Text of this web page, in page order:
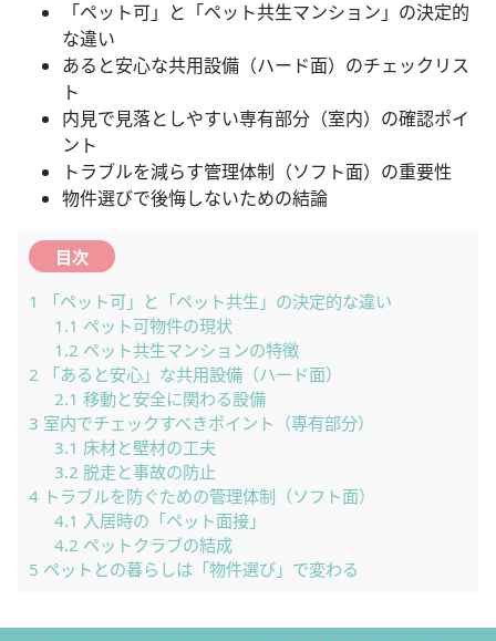
「ペット可」と「ペット共生マンション」の決定的
な違い
あると安心な共用設備（ハード面）のチェックリス
ト
内見で見落としやすい専有部分（室内）の確認ポイ
ント
トラブルを減らす管理体制（ソフト面）の重要性
物件選びで後悔しないための結論
目次
1
「ペット可」と「ペット共生」の決定的な違い
1.1 ペット可物件の現状
1.2 ペット共生マンションの特徴
2 「あると安心」な共用設備（ハード面）
2.1 移動と安全に関わる設備
3 室内でチェックすべきポイント（専有部分）
3.1 床材と壁材の工夫
3.2 脱走と事故の防止
4 トラブルを防ぐための管理体制（ソフト面）
4.1 入居時の「ペット面接」
4.2 ペットクラブの結成
5 ペットとの暮らしは「物件選び」で変わる